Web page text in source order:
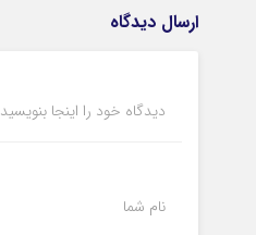
ارسال دیدگاه
دیدگاه خود را اینجا بنویسید
نام شما